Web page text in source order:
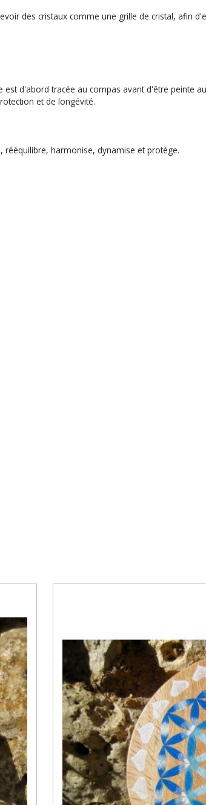
des cristaux comme une grille de cristal, afin
d'abord tracée au compas avant d'être peinte
et de longévité.
rééquilibre, harmonise, dynamise et protège.